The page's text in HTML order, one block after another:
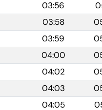
03:56
03:58
03:59
04:00
04:02
04:03
04:05